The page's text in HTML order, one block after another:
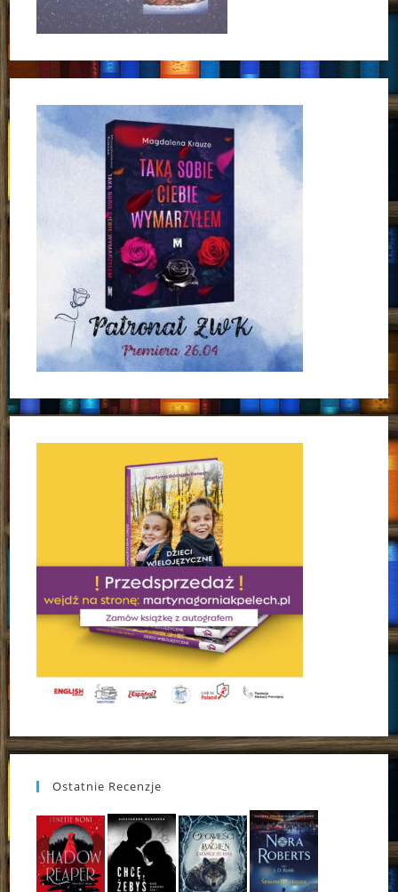
Ostatnie Recenzje